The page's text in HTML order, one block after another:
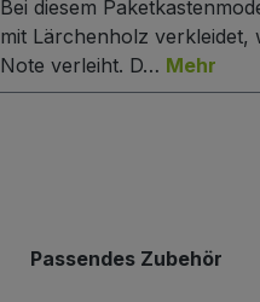
Bei diesem
mit Lärchenholz verkleidet,
Note verleiht. D… Mehr
Produktgalerie
Passendes Zubehör